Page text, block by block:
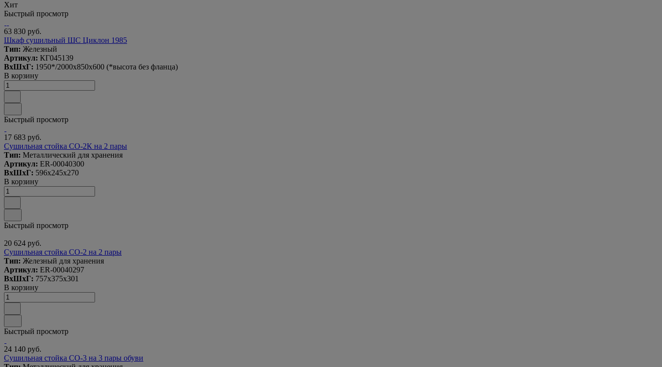
Хит
Быстрый просмотр
63 830 руб.
Шкаф сушильный ШС Циклон 1985
Тип: Железный
Артикул: КГ045139
ВxШxГ: 1950*/2000x850x600 (*высота без фланца)
В корзину
Быстрый просмотр
17 683 руб.
Сушильная стойка СО-2К на 2 пары
Тип: Металлический для хранения
Артикул: ER-00040300
ВxШxГ: 596x245x270
В корзину
Быстрый просмотр
20 624 руб.
Сушильная стойка СО-2 на 2 пары
Тип: Железный для хранения
Артикул: ER-00040297
ВxШxГ: 757x375x301
В корзину
Быстрый просмотр
24 140 руб.
Сушильная стойка СО-3 на 3 пары обуви